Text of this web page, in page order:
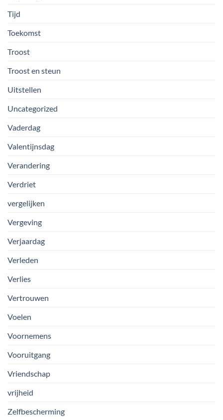
Tijd
Toekomst
Troost
Troost en steun
Uitstellen
Uncategorized
Vaderdag
Valentijnsdag
Verandering
Verdriet
vergelijken
Vergeving
Verjaardag
Verleden
Verlies
Vertrouwen
Voelen
Voornemens
Vooruitgang
Vriendschap
vrijheid
Zelfbescherming